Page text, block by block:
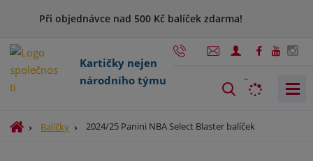
Při objednávce nad 500 Kč balíček zdarma!
Kartičky nejen
národního týmu
h
Ú
Balíčky 2024/25 Panini NBA Select Blaster balíček